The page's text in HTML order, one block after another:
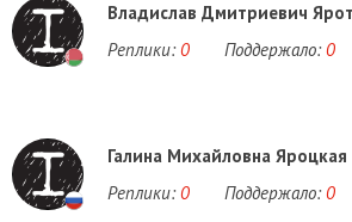
Владислав Дмитриевич
Реплики: 0 Поддержало: 0
Галина Михайловна Яроцкая
Реплики: 0 Поддержало: 0